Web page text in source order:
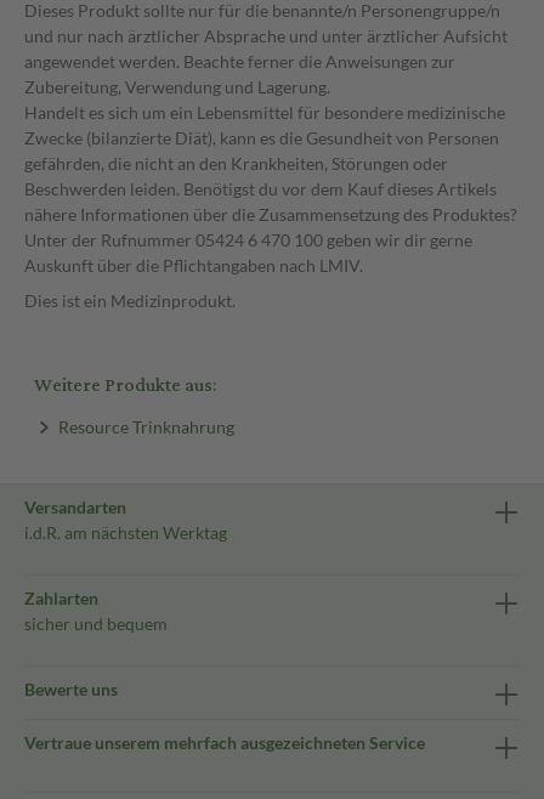
Dieses Produkt sollte nur für die benannte/n Personengruppe/n
und nur nach ärztlicher Absprache und unter ärztlicher Aufsicht
angewendet werden. Beachte ferner die Anweisungen zur
Zubereitung, Verwendung und Lagerung.
Handelt es sich um ein Lebensmittel für besondere medizinische
Zwecke (bilanzierte Diät), kann es die Gesundheit von Personen
gefährden, die nicht an den Krankheiten, Störungen oder
Beschwerden leiden. Benötigst du vor dem Kauf dieses Artikels
nähere Informationen über die Zusammensetzung des Produktes?
Unter der Rufnummer 05424 6 470 100 geben wir dir gerne
Auskunft über die Pflichtangaben nach LMIV.
Dies ist ein Medizinprodukt.
Weitere Produkte aus:
Resource Trinknahrung
Versandarten
i.d.R. am nächsten Werktag
Zahlarten
sicher und bequem
Bewerte uns
Vertraue unserem mehrfach ausgezeichneten Service